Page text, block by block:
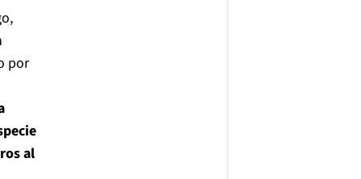
por
al